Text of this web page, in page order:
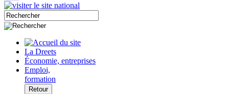
La Dreets
Économie, entreprises
Emploi,
formation
Retour